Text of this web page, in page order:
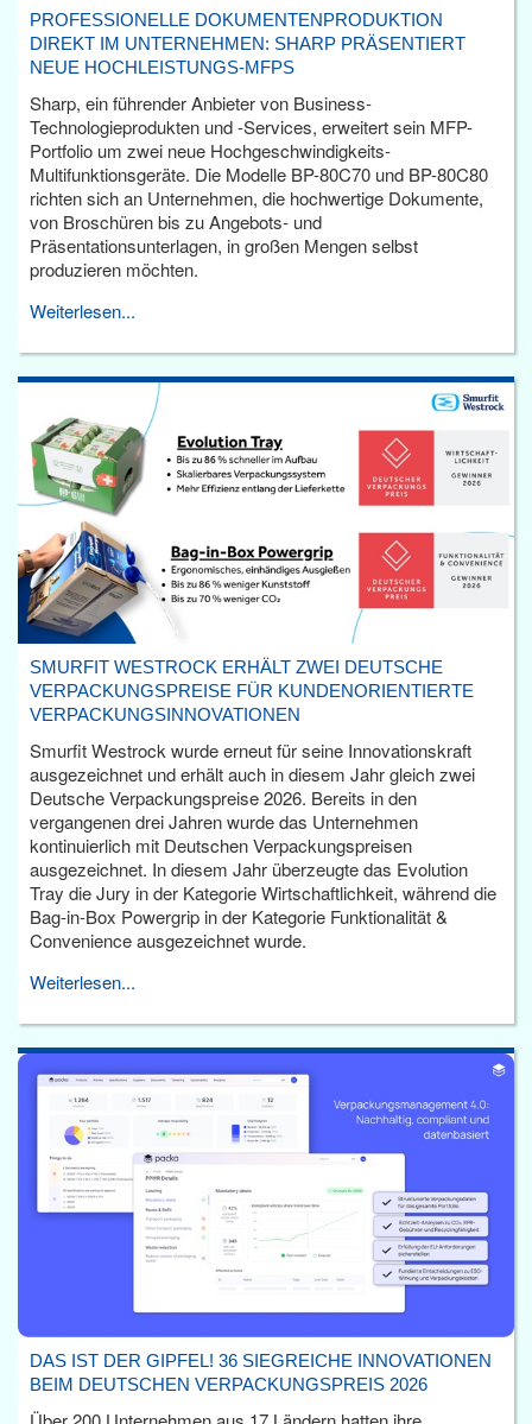
PROFESSIONELLE DOKUMENTENPRODUKTION
DIREKT IM UNTERNEHMEN: SHARP PRÄSENTIERT
NEUE HOCHLEISTUNGS-MFPS
Sharp, ein führender Anbieter von Business-
Technologieprodukten und -Services, erweitert sein MFP-
Portfolio um zwei neue Hochgeschwindigkeits-
Multifunktionsgeräte. Die Modelle BP-80C70 und BP-80C80
richten sich an Unternehmen, die hochwertige Dokumente,
von Broschüren bis zu Angebots- und
Präsentationsunterlagen, in großen Mengen selbst
produzieren möchten.
Weiterlesen...
SMURFIT WESTROCK ERHÄLT ZWEI DEUTSCHE
VERPACKUNGSPREISE FÜR KUNDENORIENTIERTE
VERPACKUNGSINNOVATIONEN
Smurfit Westrock wurde erneut für seine Innovationskraft
ausgezeichnet und erhält auch in diesem Jahr gleich zwei
Deutsche Verpackungspreise 2026. Bereits in den
vergangenen drei Jahren wurde das Unternehmen
kontinuierlich mit Deutschen Verpackungspreisen
ausgezeichnet. In diesem Jahr überzeugte das Evolution
Tray die Jury in der Kategorie Wirtschaftlichkeit, während die
Bag-in-Box Powergrip in der Kategorie Funktionalität &
Convenience ausgezeichnet wurde.
Weiterlesen...
DAS IST DER GIPFEL! 36 SIEGREICHE INNOVATIONEN
BEIM DEUTSCHEN VERPACKUNGSPREIS 2026